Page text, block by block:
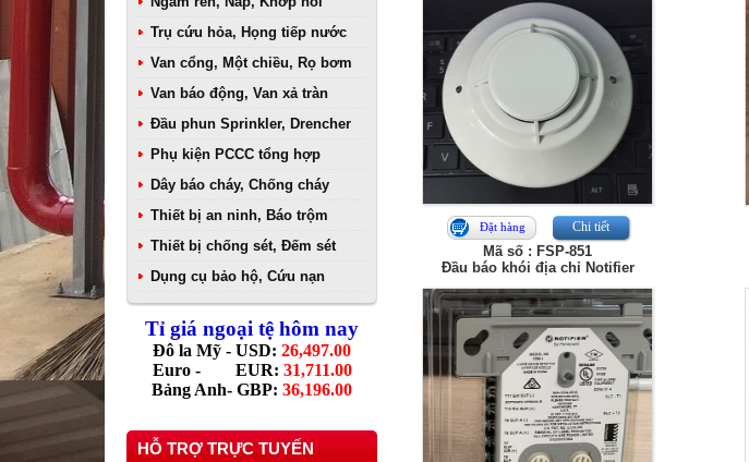
Trụ cứu hỏa, Họng tiếp nước
Van cổng, Một chiều, Rọ bơm
Van báo động, Van xả tràn
Đầu phun Sprinkler, Drencher
Phụ kiện PCCC tổng hợp
Dây báo cháy, Chống cháy
Thiết bị an ninh, Báo trộm
Thiết bị chống sét, Đếm sét
Dụng cụ bảo hộ, Cứu nạn
Tỉ giá ngoại tệ hôm nay
Đô la Mỹ - USD: 26,497.00
Euro - EUR: 31,711.00
Bảng Anh- GBP: 36,196.00
HỖ TRỢ TRỰC TUYẾN
Đặt hàng Chi tiết
Mã số : FSP-851
Đầu báo khói địa chỉ Notifier